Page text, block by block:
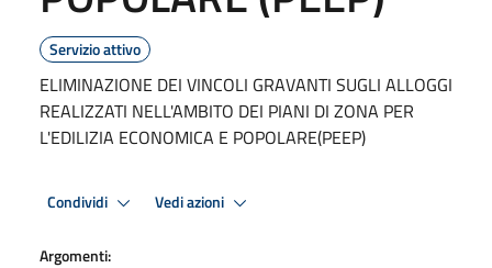
Servizio attivo
ELIMINAZIONE DEI VINCOLI GRAVANTI SUGLI ALLOGGI
REALIZZATI NELL'AMBITO DEI PIANI DI ZONA PER
L'EDILIZIA ECONOMICA E POPOLARE(PEEP)
Condividi Vedi azioni
Argomenti: